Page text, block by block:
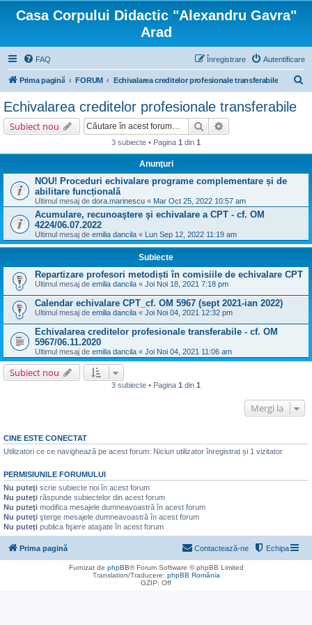
Casa Corpului Didactic "Alexandru Gavra"
Arad
FAQ Autentificare
Înregistrare
Prima pagină FORUM Echivalarea creditelor profesionale transferabile
Echivalarea creditelor profesionale transferabile
Subiect nou Căutare
3 subiecte • Pagina 1 din 1
Anunţuri
NOU! Proceduri echivalare programe complementare și de
abilitare funcțională
Ultimul mesaj de dora.marinescu « Mar Oct 25, 2022 10:57 am
Acumulare, recunoaştere şi echivalare a CPT - cf. OM
4224/06.07.2022
Ultimul mesaj de emilia dancila « Lun Sep 12, 2022 11:19 am
Subiecte
Repartizare profesori metodiști în comisiile de echivalare CPT
Ultimul mesaj de emilia dancila « Joi Noi 18, 2021 7:18 pm
Calendar echivalare CPT_cf. OM 5967 (sept 2021-ian 2022)
Ultimul mesaj de emilia dancila « Joi Noi 04, 2021 12:32 pm
Echivalarea creditelor profesionale transferabile - cf. OM
5967/06.11.2020
Ultimul mesaj de emilia dancila « Joi Noi 04, 2021 11:06 am
Subiect nou
3 subiecte • Pagina 1 din 1
Mergi la
CINE ESTE CONECTAT
Utilizatori ce ce navighează pe acest forum: Niciun utilizator înregistrat și 1 vizitator
PERMISIUNILE FORUMULUI
Nu puteţi scrie subiecte noi în acest forum
Nu puteţi răspunde subiectelor din acest forum
Nu puteţi modifica mesajele dumneavoastră în acest forum
Nu puteţi şterge mesajele dumneavoastră în acest forum
Nu puteţi publica fişiere ataşate în acest forum
Prima pagină Echipa
Contactează-ne
Furnizat de phpBB® Forum Software © phpBB Limited
Translation/Traducere: phpBB România
GZIP: Off